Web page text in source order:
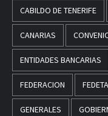
CABILDO DE TENERIFE
CANARIAS
ENTIDADES BANCARIAS
FEDERACION
GENERALES